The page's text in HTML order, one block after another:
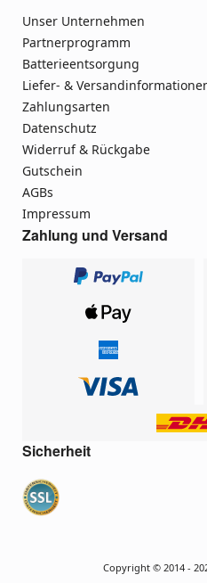
Unser Unternehmen
Partnerprogramm
Batterieentsorgung
Liefer- &
Zahlungsarten
Datenschutz
Widerruf & Rückgabe
Gutschein
AGBs
Impressum
Zahlung und Versand
Sicherheit
Copyright © 2014 -